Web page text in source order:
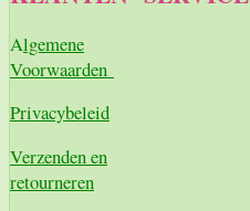
Algemene
Voorwaarden
Privacybeleid
Verzenden en
retourneren